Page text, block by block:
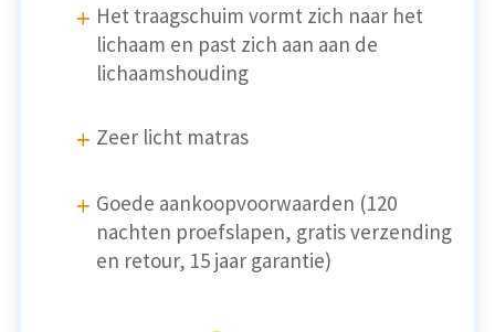
Het traagschuim vormt zich naar het
lichaam en past zich aan aan de
lichaamshouding
Zeer licht matras
Goede aankoopvoorwaarden (120
nachten proefslapen, gratis verzending
en retour, 15 jaar garantie)